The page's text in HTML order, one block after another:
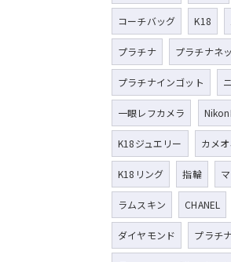
コーチバッグ K18
プラチナ プラチナネ
プラチナインゴット
一眼レフカメラ
K18ジュエリー カメ
K18リング 指輪
ラムスキン CHANEL
ダイヤモンド プラチ